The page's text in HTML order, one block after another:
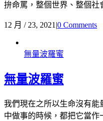
拚命罵，整個世界、整個社
12 月 / 23, 2021 |0 Comments
無量波羅蜜
無量波羅蜜
我們現在之所以生命沒有
中做事的時候，都把它當作